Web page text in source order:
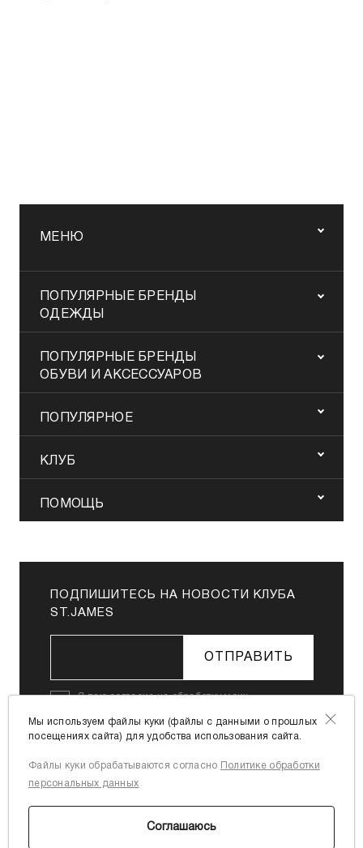
МЕНЮ
ПОПУЛЯРНЫЕ БРЕНДЫ
ОДЕЖДЫ
ПОПУЛЯРНЫЕ БРЕНДЫ
ОБУВИ И АКСЕССУАРОВ
ПОПУЛЯРНОЕ
КЛУБ
ПОМОЩЬ
ПОДПИШИТЕСЬ НА НОВОСТИ КЛУБА
ST.JAMES
ОТПРАВИТЬ
Я даюсогласие на обработку моих
Политикой в отношении обработки
Я согласен с
Мы используем файлы куки (файлы с данными о прошлых
посещениях сайта) для удобства использования сайта.
Файлы куки обрабатываются согласно
Политике обработки
персональных данных
Соглашаюсь